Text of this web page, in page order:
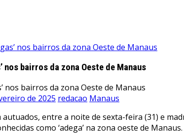
nos bairros da zona Oeste de Manaus
nos bairros da zona Oeste de Manaus
de 2025 redacao Manaus
entre a noite de sexta-feira (31) e
como ‘adega’ na zona oeste de